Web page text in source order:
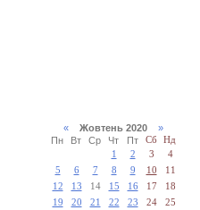
« Жовтень 2020 »
Пн
Вт Ср Чт Пт Сб
Нд
1
2 3
4
5
6 7 8 9 10
11
12
13 14 15 16 17
18
19
20 21 22 23 24
25